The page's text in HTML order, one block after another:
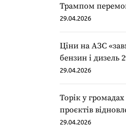
Трампом
29.04.2026
Ціни на АЗС
бензин і дизель
29.04.2026
Торік у
проєктів
29.04.2026